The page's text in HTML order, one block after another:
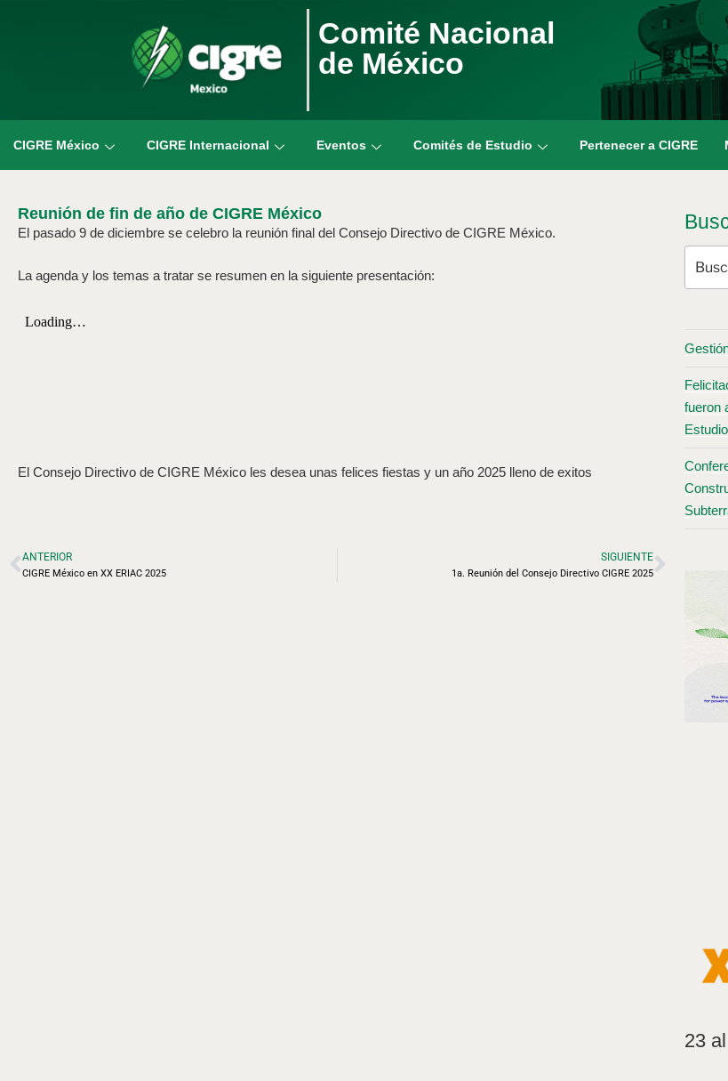
Comité Nacional
de México
CIGRE México CIGRE Internacional Eventos Comités de Estudio Pertenecer a CIGRE
Reunión de fin de año de CIGRE México
El pasado 9 de diciembre se celebro la reunión final del Consejo Directivo de CIGRE México.
La agenda y los temas a tratar se resumen en la siguiente presentación:
El Consejo Directivo de CIGRE México les desea unas felices fiestas y un año 2025 lleno de exitos
ANTERIOR
CIGRE México en XX ERIAC 2025
SIGUIENTE
1a. Reunión del Consejo Directivo CIGRE 2025
fueron
23